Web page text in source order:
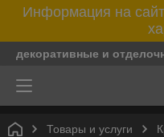
Информация на
декоративные и
Товары и услуги